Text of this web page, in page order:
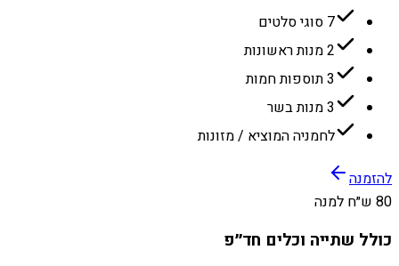
7 סוגי סלטים
2 מנות ראשונות
3 תוספות חמות
3 מנות בשר
לחמניה המוציא / מזונות
להזמנה
80 ש״ח למנה
כולל שתייה וכלים חד״פ